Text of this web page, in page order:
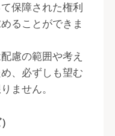
保障された権利
ることができま
慮の範囲や考え
、必ずしも望む
ません。